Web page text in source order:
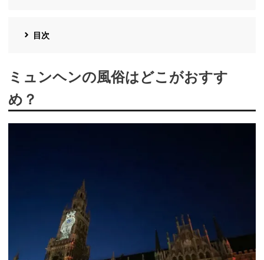
目次
ミュンヘンの風俗はどこがおすす
め？